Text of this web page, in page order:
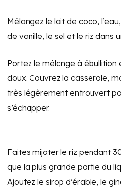
Mélangez le lait de coco,
de vanille, le sel et le riz dans
Portez le mélange à ébullition
doux. Couvrez la casserole,
très légèrement entrouvert
s’échapper.
Faites mijoter le riz pendant
que la plus grande partie du
Ajoutez le sirop d’érable, le